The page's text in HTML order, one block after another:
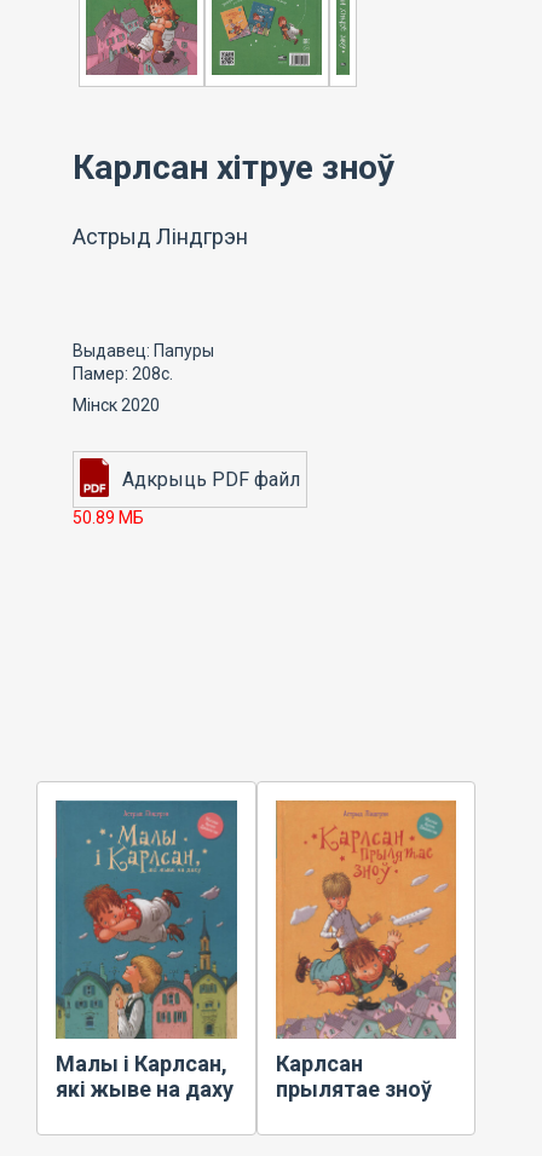
Карлсан хітруе зноў
Астрыд Ліндгрэн
Выдавец: Папуры
Памер: 208с.
Мінск 2020
50.89 МБ
Малы і Карлсан,
які жыве на даху
Карлсан
прылятае зноў